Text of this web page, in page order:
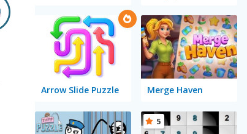
Arrow Slide Puzzle Merge Haven
5